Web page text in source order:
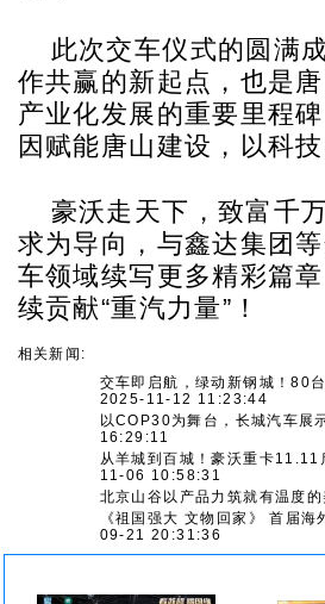
此次交车仪式的圆满
作共赢的新起点，也是
产业化发展的重要里程
因赋能唐山建设，以科
豪沃走天下，致富千
求为导向，与鑫达集团
车领域续写更多精彩篇
续贡献“重汽力量”！
相关新闻:
交车即启航，绿动新钢城！80
2025-11-12 11:23:44
以COP30为舞台，长城汽车展
16:29:11
从羊城到百城！豪沃重卡
11-06 10:58:31
北京山谷以产品力筑就有温度的
《祖国强大 文物回家》 首届
09-21 20:31:36